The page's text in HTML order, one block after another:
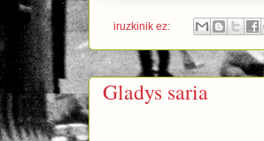
iruzkinik ez:
Gladys saria